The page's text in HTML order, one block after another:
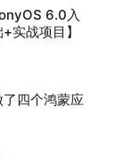
14:58
55:35
6.0入
实战项目】
四个鸿蒙应